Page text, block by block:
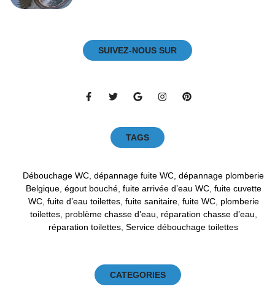
SUIVEZ-NOUS SUR
TAGS
Débouchage WC dépannage fuite WC dépannage plomberie
Belgique, égout bouché, fuite arrivée d’eau WC, fuite cuvette
WC, fuite d’eau toilettes, fuite sanitaire, fuite WC, plomberie
toilettes, problème chasse d’eau réparation chasse d’eau
réparation toilettes Service débouchage toilettes
CATEGORIES